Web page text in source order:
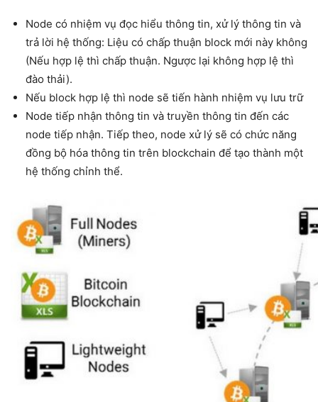
Node có nhiệm vụ đọc hiểu thông tin, xử lý thông tin và
trả lời hệ thống: Liệu có chấp thuận block mới này không
(Nếu hợp lệ thì chấp thuận. Ngược lại không hợp lệ thì
đào thải).
Nếu block hợp lệ thì node sẽ tiến hành nhiệm vụ lưu trữ
Node tiếp nhận thông tin và truyền thông tin đến các
node tiếp nhận. Tiếp theo, node xử lý sẽ có chức năng
đồng bộ hóa thông tin trên blockchain để tạo thành một
hệ thống chỉnh thể.